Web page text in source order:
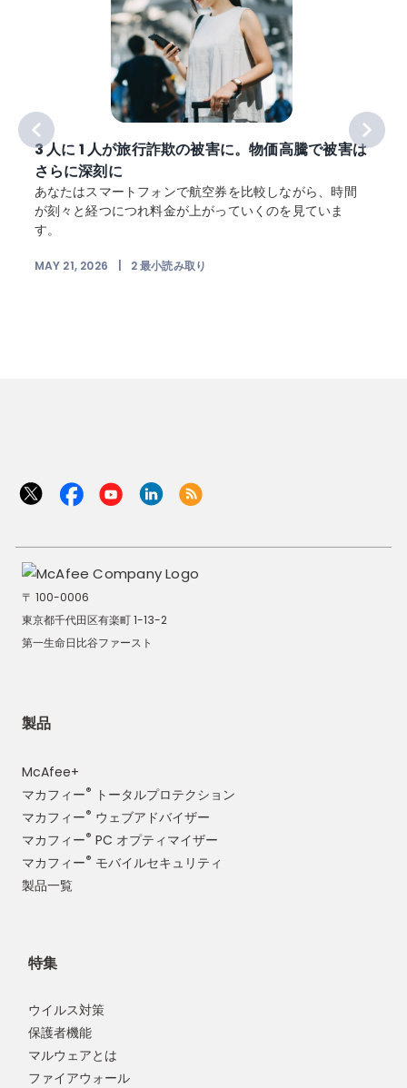
3 人に 1 人が旅行詐欺の被害に。物価高騰で被害は
さらに深刻に
あなたはスマートフォンで航空券を比較しながら、時間
が刻々と経つにつれ料金が上がっていくのを見ていま
す。
MAY 21, 2026 2最小読み取り
〒 100-0006
東京都千代田区有楽町 1-13-2
第一生命日比谷ファースト
製品
McAfee+
マカフィー®
トータルプロテクション
マカフィー® ウェブアドバイザー
マカフィー® PC オプティマイザー
マカフィー® モバイルセキュリティ
製品一覧
特集
ウイルス対策
保護者機能
マルウェアとは
ファイアウォール